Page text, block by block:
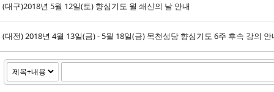
(대구)2018년 5월 12일(토) 향심기도 월 쇄신의 날 안내
(대전) 2018년 4월 13일(금) - 5월 18일(금) 목천성당 향심기도 6주 후속 강의 안